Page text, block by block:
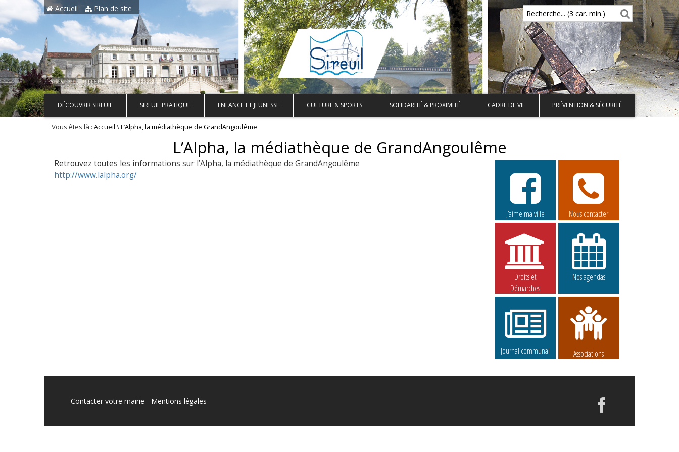
Aller au contenu principal
Accueil Plan de site
Recherche... (3 car. min.)
DÉCOUVRIR SIREUIL SIREUIL PRATIQUE ENFANCE ET JEUNESSE CULTURE & SPORTS SOLIDARITÉ & PROXIMITÉ CADRE DE VIE PRÉVENTION & SÉCURITÉ
Vous êtes là : Accueil \L’Alpha, la médiathèque de GrandAngoulême
L’Alpha, la médiathèque de GrandAngoulême
Retrouvez toutes les informations sur l’Alpha, la médiathèque de GrandAngoulême
http://www.lalpha.org/
J’aime ma ville Nous contacter
Droits et
Démarches
Nos agendas
Journal communal Associations
Contacter votre mairie Mentions légales